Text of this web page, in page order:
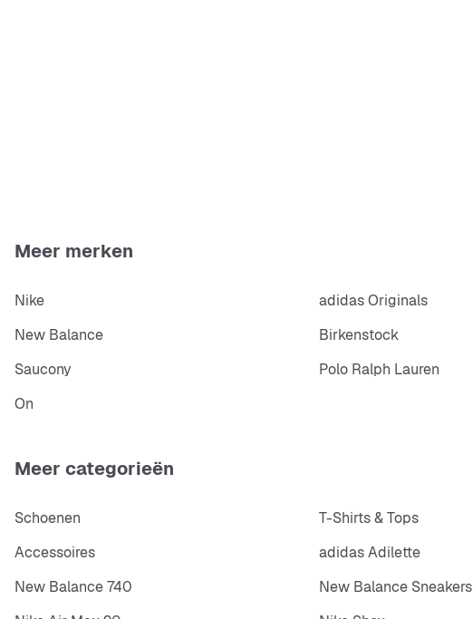
Meer merken
Nike adidas Originals
New Balance
Birkenstock
Saucony
Polo Ralph Lauren
On
Meer categorieën
Schoenen T-Shirts & Tops
Accessoires
adidas Adilette
New Balance 740
New Balance Sneakers